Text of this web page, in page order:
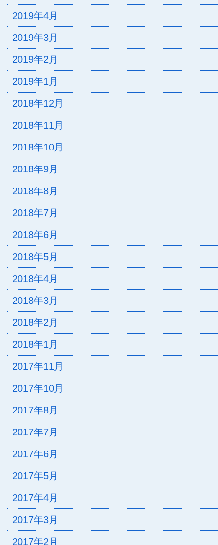
2019年4月
2019年3月
2019年2月
2019年1月
2018年12月
2018年11月
2018年10月
2018年9月
2018年8月
2018年7月
2018年6月
2018年5月
2018年4月
2018年3月
2018年2月
2018年1月
2017年11月
2017年10月
2017年8月
2017年7月
2017年6月
2017年5月
2017年4月
2017年3月
2017年2月